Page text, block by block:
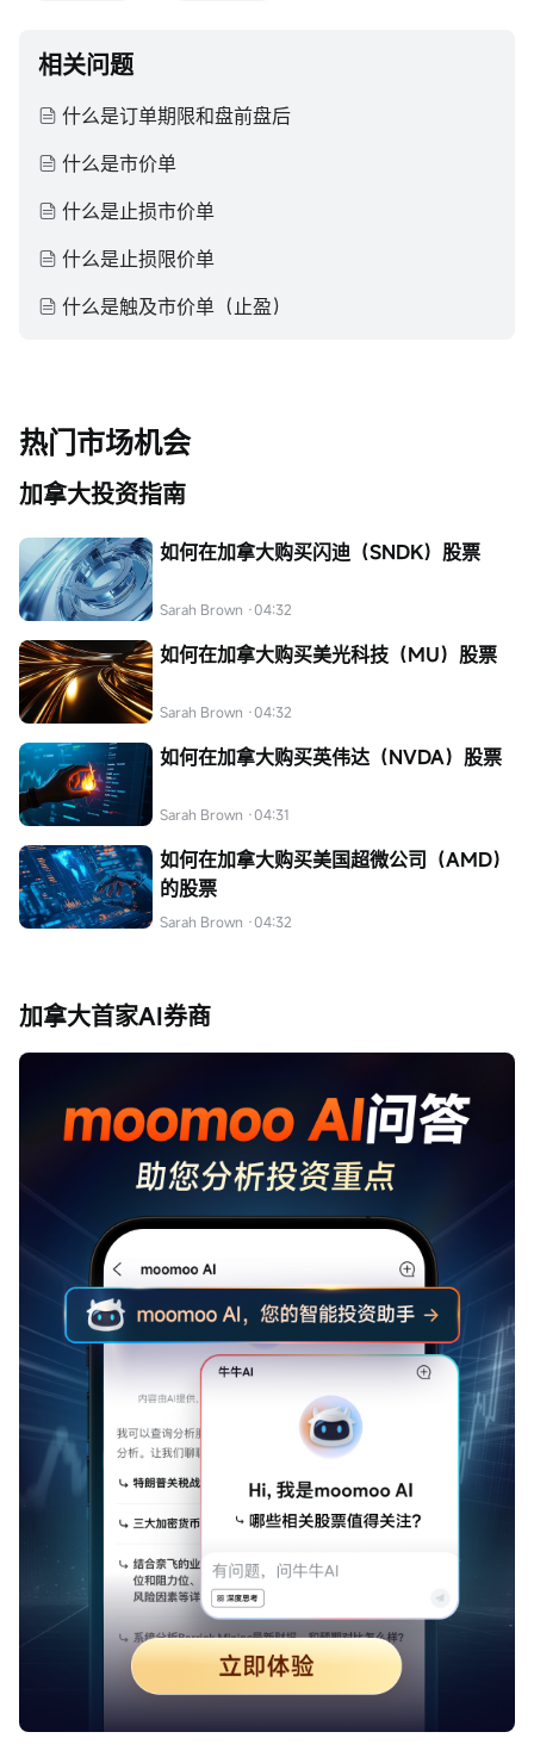
相关问题
什么是订单期限和盘前盘后
什么是市价单
什么是止损市价单
什么是止损限价单
什么是触及市价单（止盈）
热门市场机会
加拿大投资指南
如何在加拿大购买闪迪（SNDK）股票
Sarah Brown ·04:32
如何在加拿大购买美光科技（MU）股票
Sarah Brown ·04:32
如何在加拿大购买英伟达（NVDA）股票
Sarah Brown ·04:31
如何在加拿大购买美国超微公司（AMD）
的股票
Sarah Brown ·04:32
加拿大首家AI券商